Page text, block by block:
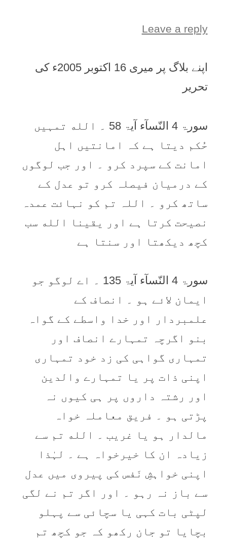
Leave a reply
اپنے بلاگ پر میری 16 اکتوبر 2005ء کی
تحریر
سورۃ 4 النّسآء آیۃ 58 ۔ الله تمہیں
حُکم دیتا ہے کہ امانتیں اہل
امانت کے سپرد کرو ۔ اور جب لوگوں
کے درمیان فیصلہ کرو تو عدل کے
ساتھ کرو ۔ اللہ تم کو نہائت عمدہ
نصیحت کرتا ہے اور یقینا الله سب
کچھ دیکھتا اور سنتا ہے
سورۃ 4 النّسآء آیۃ 135 ۔ اے لوگو جو
ایمان لائے ہو ۔ انصاف کے
علمبردار اور خدا واسطے کے گواہ
بنو اگرچہ تمہارے انصاف اور
تمہاری گواہی کی زد خود تمہاری
اپنی ذات پر یا تمہارے والدین
اور رشتہ داروں پر ہی کیوں نہ
پڑتی ہو ۔ فریق معاملہ خواہ
مالدار ہو یا غریب ۔ الله تم سے
زیادہ ان کا خیرخواہ ہے ۔ لہٰذا
اپنی خواہشِ نَفس کی پیروی میں عدل
سے باز نہ رہو ۔ اور اگر تم نے لگی
لپٹی بات کہی یا سچائی سے پہلو
بچایا تو جان رکھو کہ جو کچھ تم